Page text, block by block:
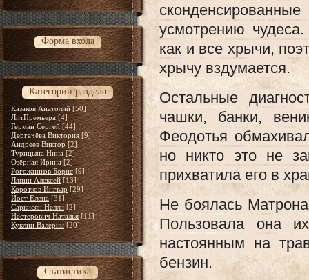
Форма входа
Категории раздела
Казаков Анатолий [50]
ЛитПремьера [4]
Герман Сергей [44]
Дергачёва Виктория [9]
Андреев Виктор [2]
Турицына Нина [2]
Озёрная Ирина [2]
Рогожников Борис [9]
Ляпин Алексей [13]
Коротков Ингвар [29]
Йост Елена [31]
Саркисян Нелли [2]
Нестерович Наталья [11]
Куклин Валерий [20]
Статистика
усмотрению
как и все хрычи,
хрычу вздумается.
Остальные
чашки, банки,
Феодотья
но никто это не
прихватила его в
Не боялась
Пользовала она
настоянным на
бензин.